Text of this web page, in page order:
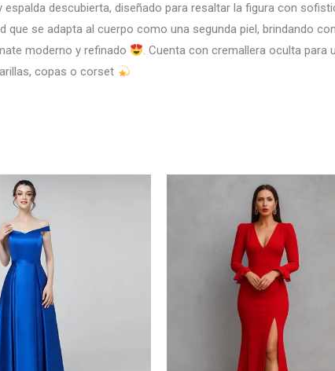
descubierta, diseñado para resaltar la figura con
que se adapta al cuerpo como una segunda piel, brindando
moderno y refinado
. Cuenta con cremallera oculta para
copas o corset